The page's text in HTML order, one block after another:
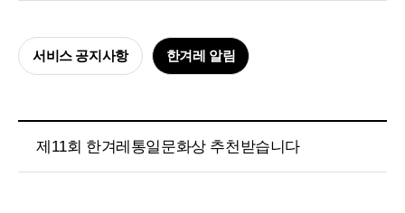
서비스 공지사항 한겨레 알림
제11회 한겨레통일문화상 추천받습니다